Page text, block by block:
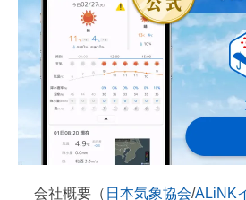
会社概要（ 日本気象協会/ALiNK